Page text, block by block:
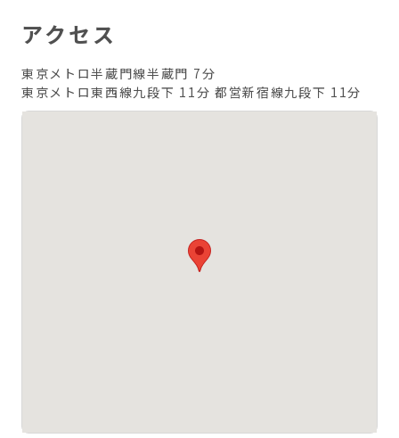
アクセス
東京メトロ半蔵門線半蔵門 7分
東京メトロ東西線九段下 11分 都営新宿線九段下 11分